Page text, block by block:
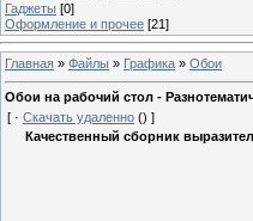
Гаджеты [0]
Оформление и прочее [21]
Главная » Файлы » Графика » Обои
Обои на рабочий стол -
[ · Скачать удаленно () ]
Качественный сборник